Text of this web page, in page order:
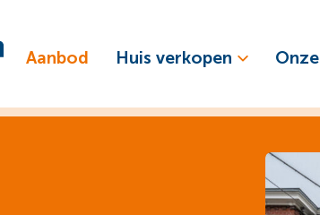
Aanbod Huis verkopen